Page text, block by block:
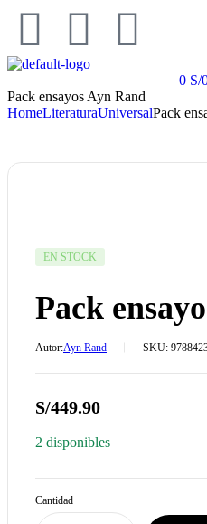
0 S/
Pack ensayos Ayn Rand
HomeLiteraturaUniversalPack
EN STOCK
Pack
Autor:Ayn Rand SKU:
S/449.90
2 disponibles
Cantidad